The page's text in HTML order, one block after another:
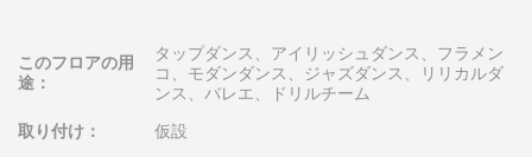
このフロアの用
途：
タップダンス、アイリッシュダンス、フラメン
コ、モダンダンス、ジャズダンス、リリカルダ
ンス、バレエ、ドリルチーム
取り付け：
仮設